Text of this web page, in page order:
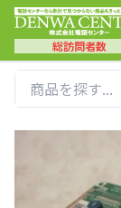
総訪問者数